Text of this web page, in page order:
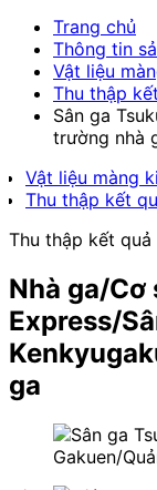
Trang chủ
Thông tin
Vật liệu
Thu thập
Sân ga
trường nhà
Vật liệu màng
Thu thập kết
Thu thập kết
Nhà ga/Cơ
Express/
ga